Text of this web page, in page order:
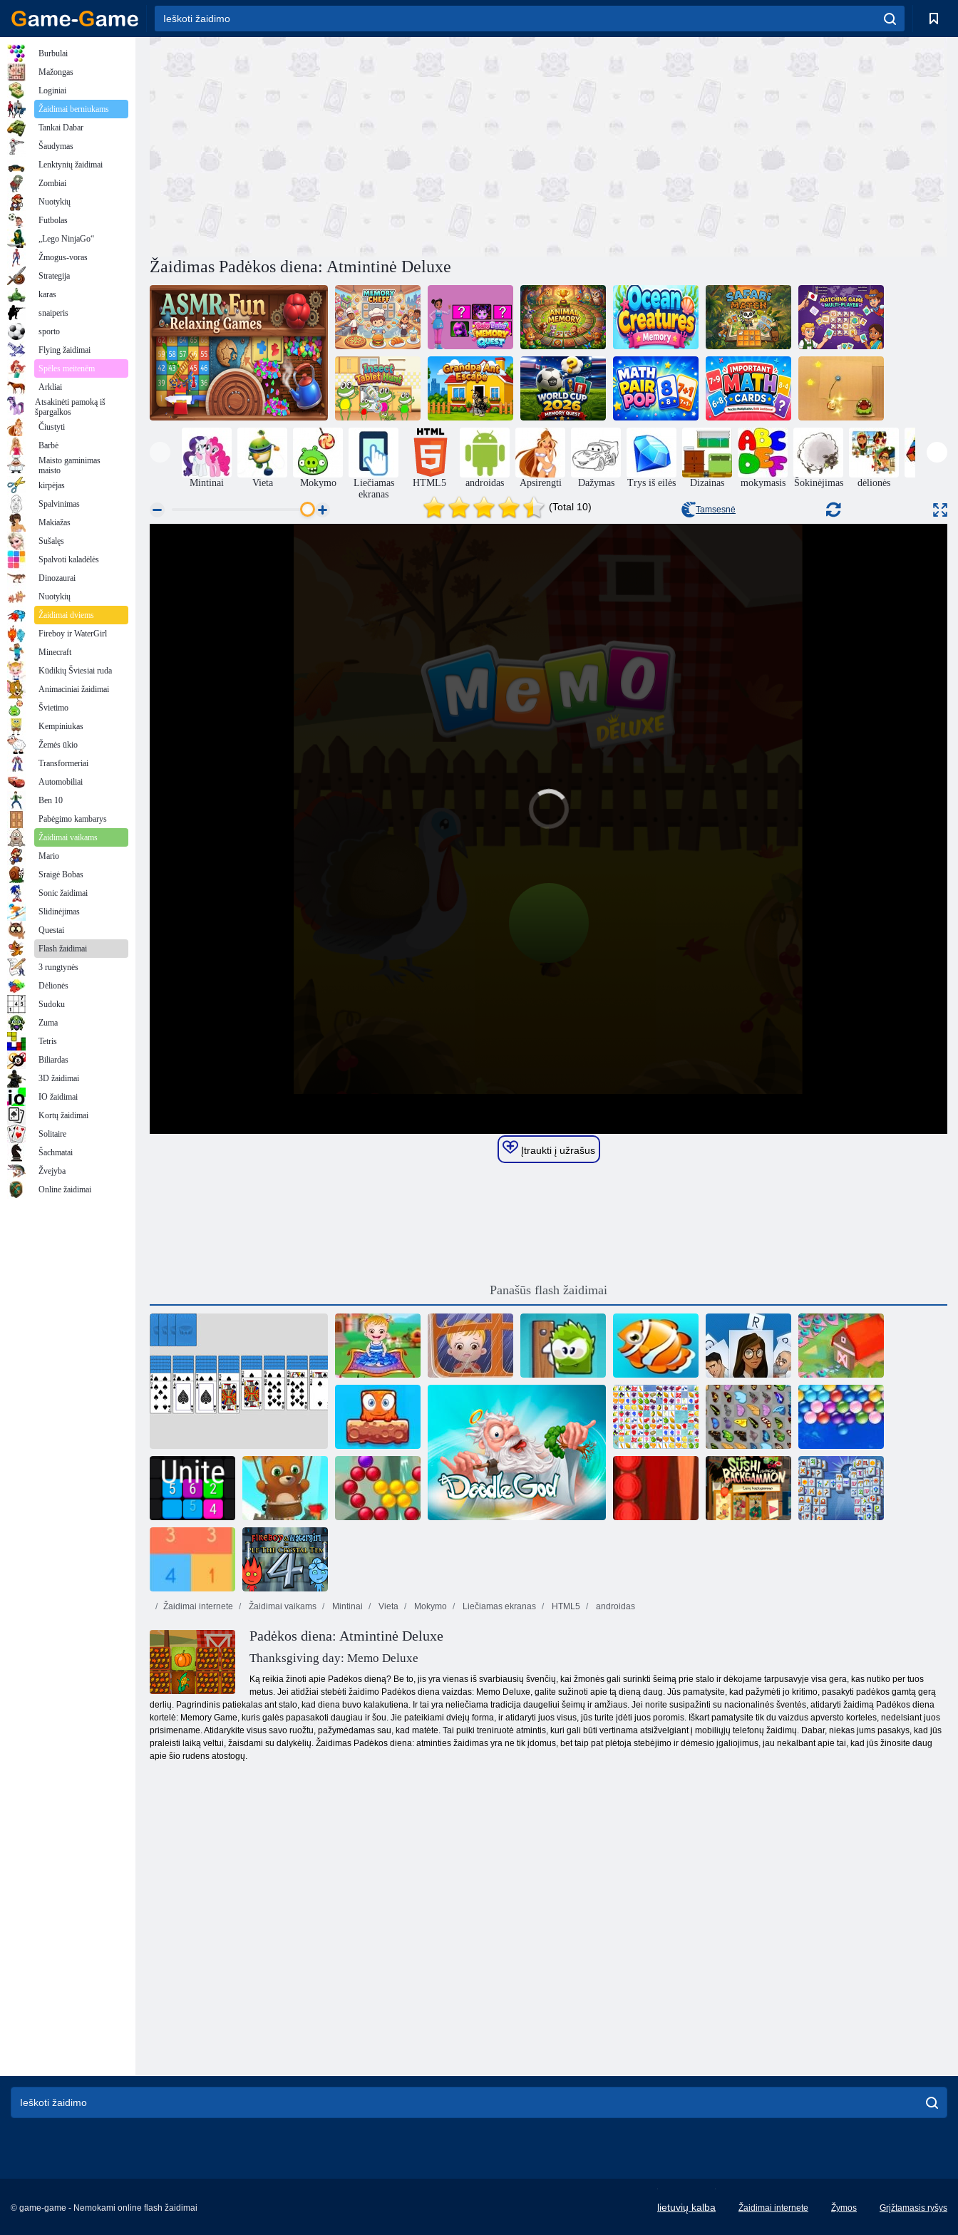
Žaidimas Padėkos diena: Atmintinė Deluxe
Atminties šefas
Baby Taylor
atminties
ieškojimas
Gyvūnų atmintis
Vandenyno
būtybių atmintis
Safari rungtynės
Atitinkamas
kelių žaidėjų
žaidimas
Vabzdžių
tablečių
medžioklė
skruzdžių
pabėgimas
2026 m.
Pasaulio taurė
„Memory
Quest“.
Matematinė pora
pop
Svarbios
matematikos
kortelės
Nupjauti virvę
Mintinai Vieta Mokymo
Liečiamas
ekranas
HTML5 androidas Apsirengti Dažymas Trys iš eilės Dizainas mokymasis Šokinėjimas dėlionės
(Total 10) Tamsesnė
Įtraukti į užrašus
Panašūs flash žaidimai
„Solitaire Spider 2“
Kūdikių Šviesiai
ruda: Fairyland
Kūdikių Šviesiai
ruda: Tėvo diena
Mano saldainių
dėžutė
Atostogos su
žuvimi
Užkalbėjimas
2020 m.!
Perkrauti
Mišrūnė
Pasaulis:
Savaitgalis
Vaisių jungtis Drugelis kyodai
Begalinis
Burbulai
Bubble Shooter
begalinis
Gauk 10
„Crystal
Temple“
Žaidimai internete Žaidimai vaikams Mintinai Vieta Mokymo Liečiamas ekranas HTML5 androidas
Padėkos diena: Atmintinė Deluxe
Thanksgiving day: Memo Deluxe
Ką reikia žinoti apie Padėkos dieną? Be to, jis yra vienas iš svarbiausių švenčių, kai žmonės gali surinkti šeimą prie stalo ir dėkojame tarpusavyje visa gera, kas nutiko per tuos
metus. Jei atidžiai stebėti žaidimo Padėkos diena vaizdas: Memo Deluxe, galite sužinoti apie tą dieną daug. Jūs pamatysite, kad pažymėti jo kritimo, pasakyti padėkos gamtą gerą
derlių. Pagrindinis patiekalas ant stalo, kad diena buvo kalakutiena. Ir tai yra neliečiama tradicija daugeliui šeimų ir amžiaus. Jei norite susipažinti su nacionalinės šventės, atidaryti žaidimą Padėkos diena
kortelė: Memory Game, kuris galės papasakoti daugiau ir šou. Jie pateikiami dviejų forma, ir atidaryti juos visus, jūs turite įdėti juos poromis. Iškart pamatysite tik du vaizdus apversto korteles, nedelsiant juos
prisimename. Atidarykite visus savo ruožtu, pažymėdamas sau, kad matėte. Tai puiki treniruotė atmintis, kuri gali būti vertinama atsižvelgiant į mobiliųjų telefonų žaidimų. Dabar, niekas jums pasakys, kad jūs
praleisti laiką veltui, žaisdami su dalykėlių. Žaidimas Padėkos diena: atminties žaidimas yra ne tik įdomus, bet taip pat plėtoja stebėjimo ir dėmesio įgaliojimus, jau nekalbant apie tai, kad jūs žinosite daug
apie šio rudens atostogų.
Burbulai
Mažongas
Loginiai
Žaidimai berniukams
Tankai Dabar
Šaudymas
Lenktynių žaidimai
Zombiai
Nuotykių
Futbolas
„Lego NinjaGo“
Žmogus-voras
Strategija
karas
snaiperis
sporto
Flying žaidimai
Spēles meitenēm
Arkliai
Atsakinėti pamoką iš
špargalkos
Čiustyti
Barbė
Maisto gaminimas
maisto
kirpėjas
Spalvinimas
Makiažas
Sušalęs
Spalvoti kaladėlės
Dinozaurai
Nuotykių
Žaidimai dviems
Fireboy ir WaterGirl
Minecraft
Kūdikių Šviesiai ruda
Animaciniai žaidimai
Švietimo
Kempiniukas
Žemės ūkio
Transformeriai
Automobiliai
Ben 10
Pabėgimo kambarys
Žaidimai vaikams
Mario
Sraigė Bobas
Sonic žaidimai
Slidinėjimas
Questai
Flash žaidimai
3 rungtynės
Dėlionės
Sudoku
Zuma
Tetris
Biliardas
3D žaidimai
IO žaidimai
Kortų žaidimai
Solitaire
Šachmatai
Žvejyba
Online žaidimai
© game-game - Nemokami online flash žaidimai lietuvių kalba
English
Žaidimai internete Žymos Grįžtamasis ryšys